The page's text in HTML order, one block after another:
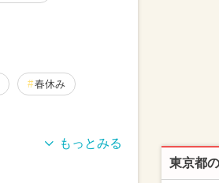
春休み
東京都